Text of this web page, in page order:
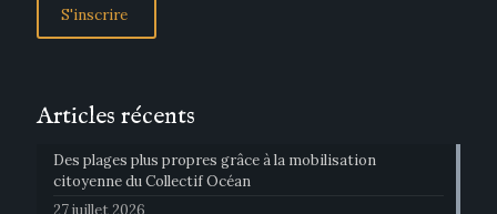
Articles récents
Des plages plus propres grâce à la mobilisation
citoyenne du Collectif Océan
27 juillet 2026